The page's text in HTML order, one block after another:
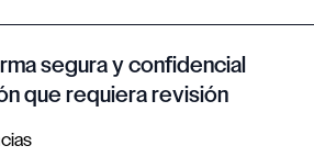
segura y confidencial
que requiera revisión